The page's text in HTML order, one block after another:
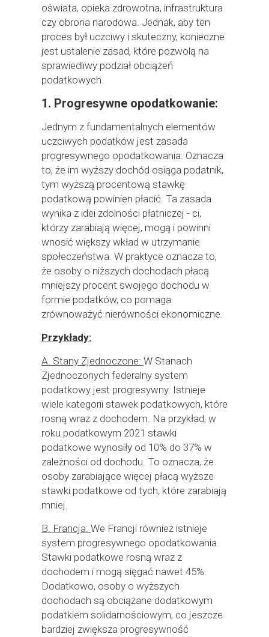
oświata, opieka zdrowotna, infrastruktura
czy obrona narodowa. Jednak, aby ten
proces był uczciwy i skuteczny, konieczne
jest ustalenie zasad, które pozwolą na
sprawiedliwy podział obciążeń
podatkowych.
1. Progresywne opodatkowanie:
Jednym z fundamentalnych elementów
uczciwych podatków jest zasada
progresywnego opodatkowania. Oznacza
to, że im wyższy dochód osiąga podatnik,
tym wyższą procentową stawkę
podatkową powinien płacić. Ta zasada
wynika z idei zdolności płatniczej - ci,
którzy zarabiają więcej, mogą i powinni
wnosić większy wkład w utrzymanie
społeczeństwa. W praktyce oznacza to,
że osoby o niższych dochodach płacą
mniejszy procent swojego dochodu w
formie podatków, co pomaga
zrównoważyć nierówności ekonomiczne.
Przykłady:
A. Stany Zjednoczone: W Stanach
Zjednoczonych federalny system
podatkowy jest progresywny. Istnieje
wiele kategorii stawek podatkowych, które
rosną wraz z dochodem. Na przykład, w
roku podatkowym 2021 stawki
podatkowe wynosiły od 10% do 37% w
zależności od dochodu. To oznacza, że
osoby zarabiające więcej płacą wyższe
stawki podatkowe od tych, które zarabiają
mniej.
B. Francja: We Francji również istnieje
system progresywnego opodatkowania.
Stawki podatkowe rosną wraz z
dochodem i mogą sięgać nawet 45%.
Dodatkowo, osoby o wyższych
dochodach są obciążane dodatkowym
podatkiem solidarnościowym, co jeszcze
bardziej zwiększa progresywność